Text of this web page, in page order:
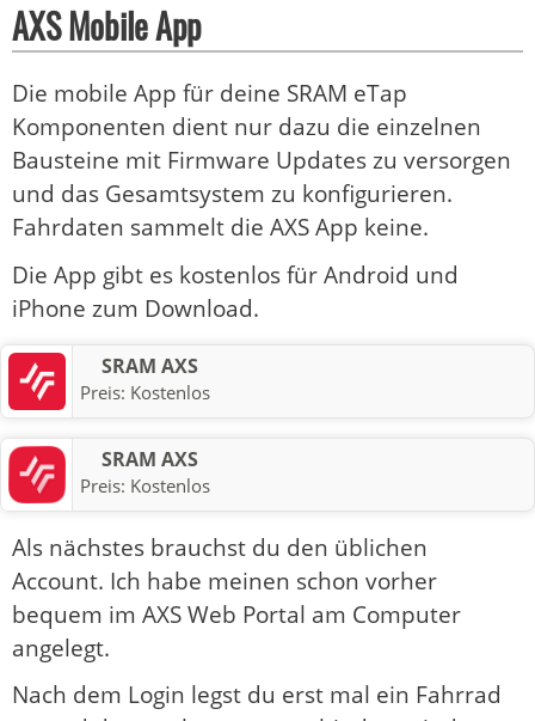
AXS Mobile App
Die mobile App für deine SRAM eTap
Komponenten dient nur dazu die einzelnen
Bausteine mit Firmware Updates zu versorgen
und das Gesamtsystem zu konfigurieren.
Fahrdaten sammelt die AXS App keine.
Die App gibt es kostenlos für Android und
iPhone zum Download.
SRAM AXS
Preis: Kostenlos
SRAM AXS
Preis: Kostenlos
Als nächstes brauchst du den üblichen
Account. Ich habe meinen schon vorher
bequem im AXS Web Portal am Computer
angelegt.
Nach dem Login legst du erst mal ein Fahrrad